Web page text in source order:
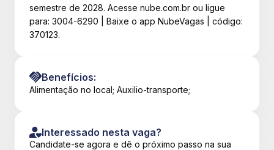
semestre de 2028. Acesse nube.com.br ou ligue
para: 3004-6290 | Baixe o app NubeVagas | código:
370123.
Benefícios:
Alimentação no local; Auxilio-transporte;
Interessado nesta vaga?
Candidate-se agora e dê o próximo passo na sua